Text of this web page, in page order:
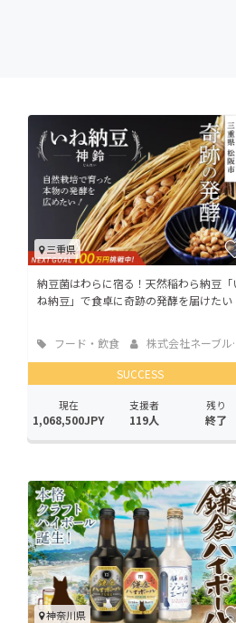
machi-ya コミュニティ
三重県
納豆菌はわらに宿る！天然稲わら納豆「
ね納豆」で食卓に奇跡の発酵を届けたい
フード・飲食
店
株式会社ネーブル・...
SUCCESS
現在
1,068,500JPY
支援者
119人
残り
終了
神奈川県